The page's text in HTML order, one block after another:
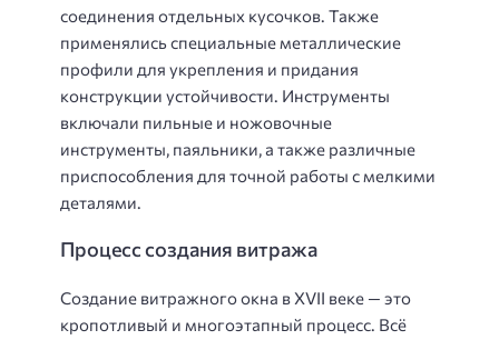
соединения отдельных кусочков. Также
применялись специальные металлические
профили для укрепления и придания
конструкции устойчивости. Инструменты
включали пильные и ножовочные
инструменты, паяльники, а также различные
приспособления для точной работы с мелкими
деталями.
Процесс создания витража
Создание витражного окна в XVII веке — это
кропотливый и многоэтапный процесс. Всё